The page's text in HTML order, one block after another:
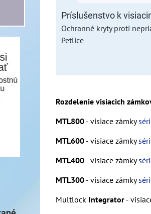
Príslušenstvo k
Ochranné kryty proti
Petlice
Rozdelenie visiacich
MTL800 - visiace zámky
MTL600 - visiace zámky
MTL400 - visiace zámky
MTL300 - visiace zámky
Multlock Integrator -